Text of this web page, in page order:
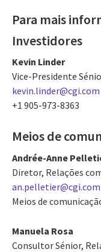
Para mais
Investidores
Kevin Linder
Vice-Presidente
kevin.linder@cgi.com
+1 905-973-8363
Meios de
Andrée-Anne
Diretor, Relações
an.pelletier@cgi.com
Meios de
Manuela Rosa
Consultor Sénior,